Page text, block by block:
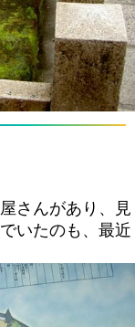
さんがあり、見
いたのも、最近